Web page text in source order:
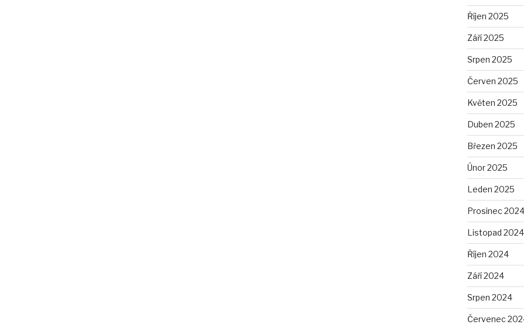
Říjen 2025
Září 2025
Srpen 2025
Červen 2025
Květen 2025
Duben 2025
Březen 2025
Únor 2025
Leden 2025
Prosinec 2024
Listopad 2024
Říjen 2024
Září 2024
Srpen 2024
Červenec